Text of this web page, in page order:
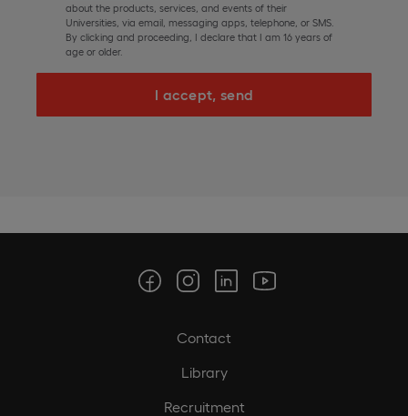
about the products, services, and events of their
Universities, via email, messaging apps, telephone, or SMS.
By clicking and proceeding, I declare that I am 16 years of
age or older.
I accept, send
Contact
Library
Recruitment